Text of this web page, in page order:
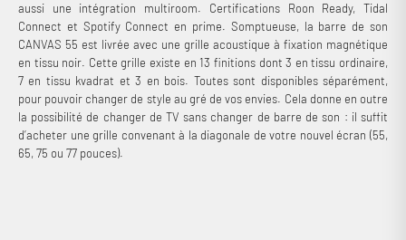
aussi une intégration multiroom. Certifications Roon Ready, Tidal
Connect et Spotify Connect en prime. Somptueuse, la barre de son
CANVAS 55 est livrée avec une grille acoustique à fixation magnétique
en tissu noir. Cette grille existe en 13 finitions dont 3 en tissu ordinaire,
7 en tissu kvadrat et 3 en bois. Toutes sont disponibles séparément,
pour pouvoir changer de style au gré de vos envies. Cela donne en outre
la possibilité de changer de TV sans changer de barre de son : il suffit
d’acheter une grille convenant à la diagonale de votre nouvel écran (55,
65, 75 ou 77 pouces).